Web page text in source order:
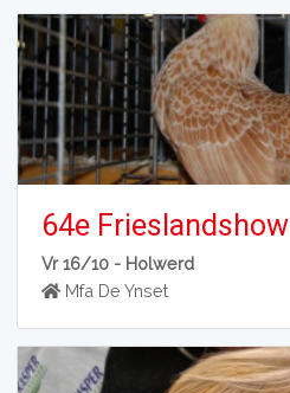
64e Frieslandshow
Vr 16/10 - Holwerd
Mfa De Ynset